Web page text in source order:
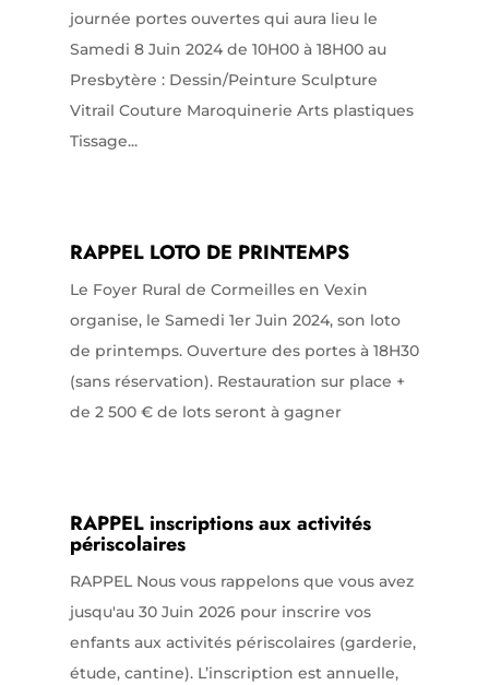
journée portes ouvertes qui aura lieu le
Samedi 8 Juin 2024 de 10H00 à 18H00 au
Presbytère : Dessin/Peinture Sculpture
Vitrail Couture Maroquinerie Arts plastiques
Tissage...
RAPPEL LOTO DE PRINTEMPS
Le Foyer Rural de Cormeilles en Vexin
organise, le Samedi 1er Juin 2024, son loto
de printemps. Ouverture des portes à 18H30
(sans réservation). Restauration sur place +
de 2 500 € de lots seront à gagner
RAPPEL inscriptions aux activités
périscolaires
RAPPEL Nous vous rappelons que vous avez
jusqu'au 30 Juin 2026 pour inscrire vos
enfants aux activités périscolaires (garderie,
étude, cantine). L’inscription est annuelle,